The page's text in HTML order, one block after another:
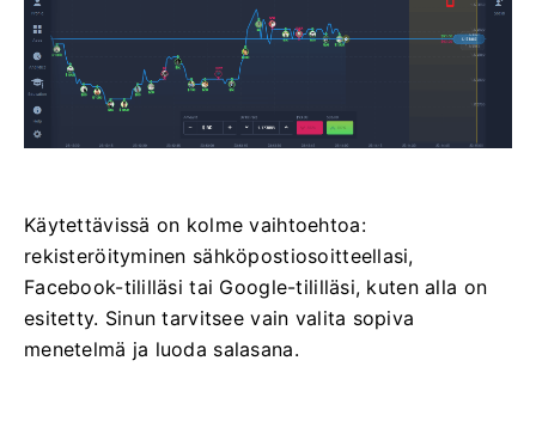
Käytettävissä on kolme vaihtoehtoa:
rekisteröityminen sähköpostiosoitteellasi,
Facebook-tililläsi tai Google-tililläsi, kuten alla on
esitetty. Sinun tarvitsee vain valita sopiva
menetelmä ja luoda salasana.